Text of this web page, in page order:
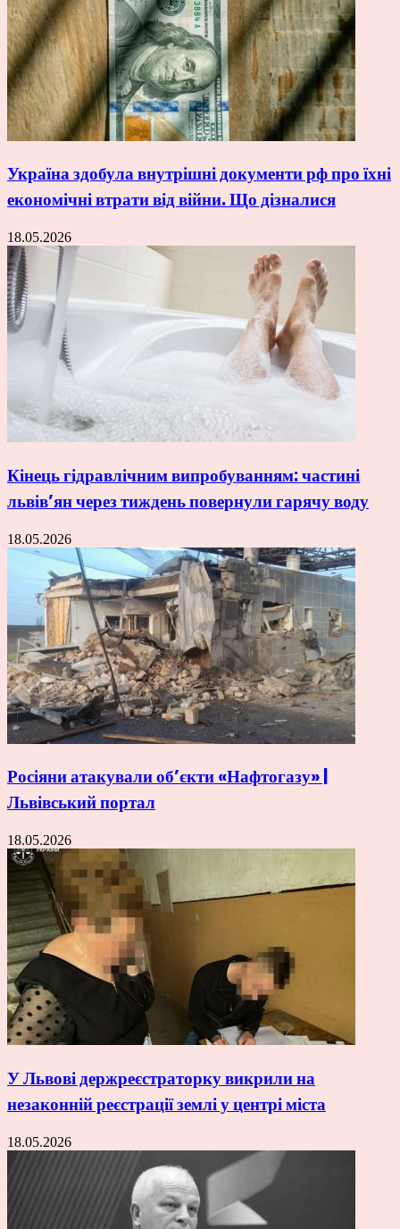
Україна здобула внутрішні документи рф про їхні
економічні втрати від війни. Що дізналися
18.05.2026
Кінець гідравлічним випробуванням: частині
львів’ян через тиждень повернули гарячу воду
18.05.2026
Росіяни атакували об’єкти «Нафтогазу» |
Львівський портал
18.05.2026
У Львові держреєстраторку викрили на
незаконній реєстрації землі у центрі міста
18.05.2026